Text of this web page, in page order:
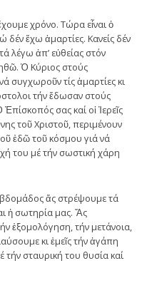
χρόνο. Τώρα εἶναι ὁ
δέν ἔχω ἁμαρτίες. Κανείς δέν
λέγω ἀπ’ εὐθείας στόν
Ὁ Κύριος στούς
συγχωροῦν τίς ἁμαρτίες κι
τήν ἔδωσαν στούς
σας καί οἱ Ἱερεῖς
τοῦ Χριστοῦ, περιμένουν
ἐδῶ τοῦ κόσμου γιά νά
του μέ τήν σωστική χάρη
ἄς στρέψουμε τά
ἡ σωτηρία μας. Ἄς
ἐξομολόγηση, τήν μετάνοια,
κι ἐμεῖς τήν ἀγάπη
σταυρική του θυσία καί